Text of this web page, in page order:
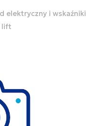
elektryczny i wskaźniki
lift